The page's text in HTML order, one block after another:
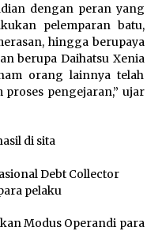
Dinas Teknis
Layanan
dan Enak di
dengan peran yang
pelemparan batu,
hingga berupaya
berupa Daihatsu Xenia
orang lainnya telah
pengejaran,” ujar
di sita
Debt Collector
pelaku
Modus Operandi para